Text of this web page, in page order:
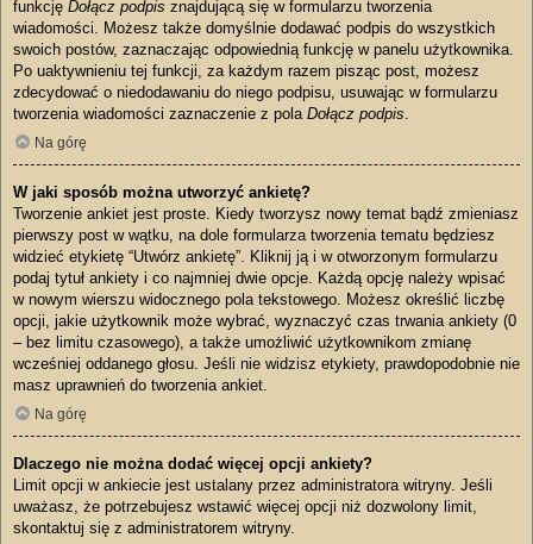
funkcję Dołącz podpis znajdującą się w formularzu tworzenia
wiadomości. Możesz także domyślnie dodawać podpis do wszystkich
swoich postów, zaznaczając odpowiednią funkcję w panelu użytkownika.
Po uaktywnieniu tej funkcji, za każdym razem pisząc post, możesz
zdecydować o niedodawaniu do niego podpisu, usuwając w formularzu
tworzenia wiadomości zaznaczenie z pola Dołącz podpis.
Na górę
W jaki sposób można utworzyć ankietę?
Tworzenie ankiet jest proste. Kiedy tworzysz nowy temat bądź zmieniasz
pierwszy post w wątku, na dole formularza tworzenia tematu będziesz
widzieć etykietę “Utwórz ankietę”. Kliknij ją i w otworzonym formularzu
podaj tytuł ankiety i co najmniej dwie opcje. Każdą opcję należy wpisać
w nowym wierszu widocznego pola tekstowego. Możesz określić liczbę
opcji, jakie użytkownik może wybrać, wyznaczyć czas trwania ankiety (0
– bez limitu czasowego), a także umożliwić użytkownikom zmianę
wcześniej oddanego głosu. Jeśli nie widzisz etykiety, prawdopodobnie nie
masz uprawnień do tworzenia ankiet.
Na górę
Dlaczego nie można dodać więcej opcji ankiety?
Limit opcji w ankiecie jest ustalany przez administratora witryny. Jeśli
uważasz, że potrzebujesz wstawić więcej opcji niż dozwolony limit,
skontaktuj się z administratorem witryny.